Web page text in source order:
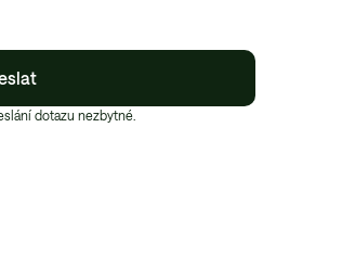
dotazu nezbytné.